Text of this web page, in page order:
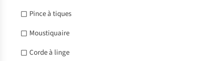
Pince à tiques
Moustiquaire
Corde à linge